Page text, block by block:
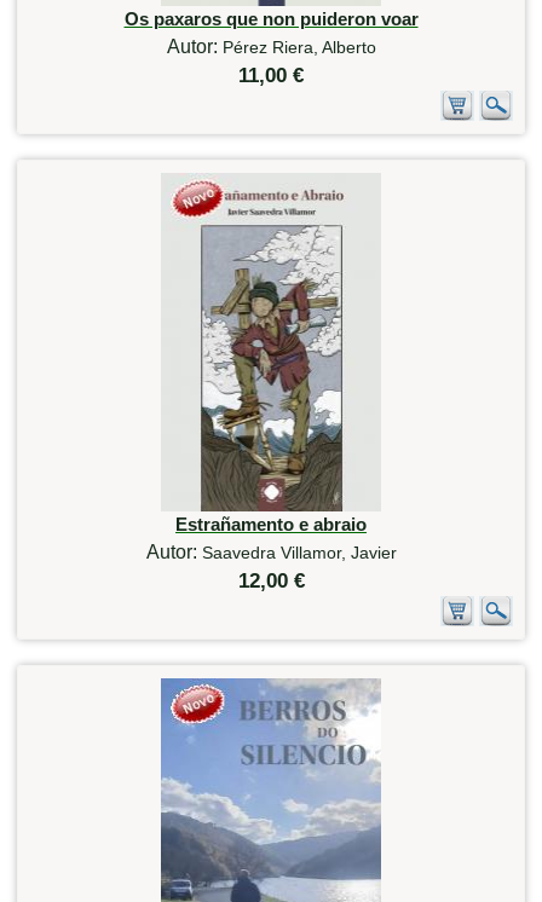
Os paxaros que non puideron voar
Autor: Pérez Riera, Alberto
11,00 €
Estrañamento e abraio
Autor: Saavedra Villamor, Javier
12,00 €